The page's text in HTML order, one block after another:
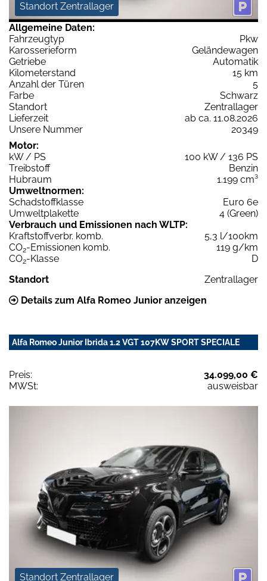
Standort Zentrallager
Allgemeine Daten:
Fahrzeugtyp
Pkw
Karosserieform
Geländewagen
Getriebe
Automatik
Kilometerstand
15 km
Anzahl der Türen
5
Farbe
Schwarz
Standort
Zentrallager
Lieferzeit
ab ca. 11.08.2026
Unsere Nummer
20349
Motor:
kW / PS
100 kW / 136 PS
Treibstoff
Benzin
Hubraum
1.199 cm³
Umweltnormen:
Schadstoffklasse
Euro 6e
Umweltplakette
4 (Green)
Verbrauch und Emissionen nach WLTP:
Kraftstoffverbr. komb.
5,3 l/100km
CO2-Emissionen komb.
119 g/km
CO2-Klasse
D
Standort
Zentrallager
Details zum Alfa Romeo Junior anzeigen
Alfa Romeo Junior Ibrida 1.2 VGT 107KW SPORT SPECIALE
Preis:
34.099,00 €
MWSt:
ausweisbar
Standort Zentrallager